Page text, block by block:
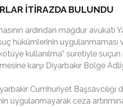
İTİRAZDA BULUNDU
ardından mağdur
hükümlerinin uygulanmaması
kullanılma” suretiyle
karşı Diyarbakır Bölge
Cumhuriyet
uygulanmayarak ceza